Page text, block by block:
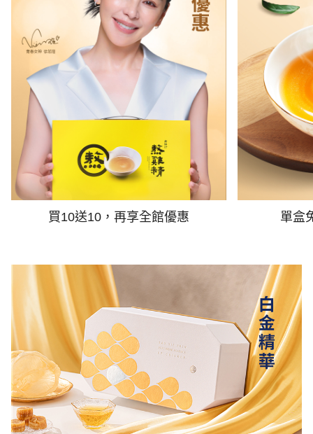
買10送10，再享全館優惠 單盒